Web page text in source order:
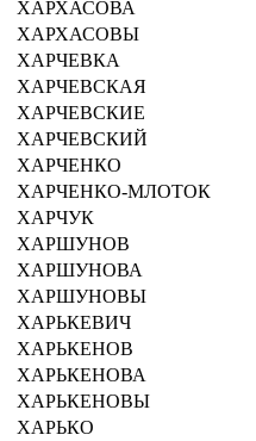
ХАРХАСОВА
ХАРХАСОВЫ
ХАРЧЕВКА
ХАРЧЕВСКАЯ
ХАРЧЕВСКИЕ
ХАРЧЕВСКИЙ
ХАРЧЕНКО
ХАРЧЕНКО-МЛОТОК
ХАРЧУК
ХАРШУНОВ
ХАРШУНОВА
ХАРШУНОВЫ
ХАРЬКЕВИЧ
ХАРЬКЕНОВ
ХАРЬКЕНОВА
ХАРЬКЕНОВЫ
ХАРЬКО